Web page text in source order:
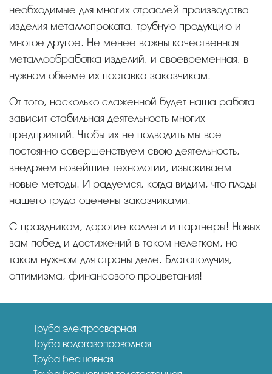
необходимые для многих отраслей производства
изделия металлопроката, трубную продукцию и
многое другое. Не менее важны качественная
металлообработка изделий, и своевременная, в
нужном объеме их поставка заказчикам.
От того, насколько слаженной будет наша работа
зависит стабильная деятельность многих
предприятий. Чтобы их не подводить мы все
постоянно совершенствуем свою деятельность,
внедряем новейшие технологии, изыскиваем
новые методы. И радуемся, когда видим, что плоды
нашего труда оценены заказчиками.
С праздником, дорогие коллеги и партнеры! Новых
вам побед и достижений в таком нелегком, но
таком нужном для страны деле. Благополучия,
оптимизма, финансового процветания!
Труба электросварная
Труба водогазопроводная
Труба бесшовная